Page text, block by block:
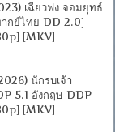
เฉียวฟง จอมยุทธ์
กย์ไทย DD 2.0]
[MKV]
นักรบเจ้า
5.1 อังกฤษ DDP
[MKV]